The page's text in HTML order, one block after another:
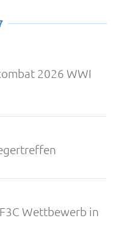
2026 WWI
Wettbewerb in